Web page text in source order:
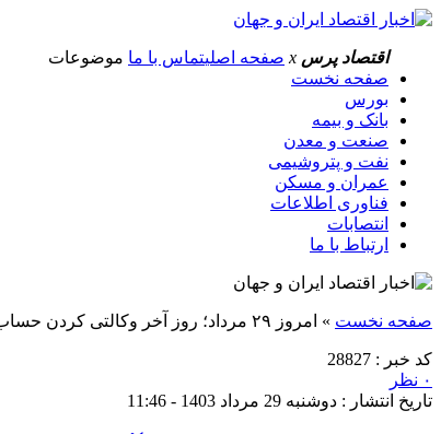
اقتصاد پرس x صفحه اصلیتماس با ما موضوعات
صفحه نخست
بورس
بانک و بیمه
صنعت و معدن
نفت و پتروشیمی
عمران و مسکن
فناوری اطلاعات
انتصابات
ارتباط با ما
صفحه نخست » امروز ۲۹ مرداد؛ روز آخر وکالتی کردن حساب برای خرید ماشین از ایران‌خودرو
کد خبر : 28827
۰ نظر
تاریخ انتشار : دوشنبه 29 مرداد 1403 - 11:46